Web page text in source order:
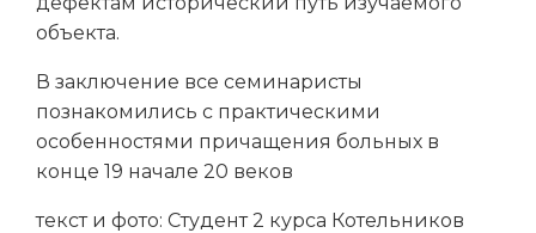
объекта.
В заключение все семинаристы
познакомились с практическими
особенностями причащения больных в
конце 19 начале 20 веков
текст и фото: Студент 2 курса Котельников